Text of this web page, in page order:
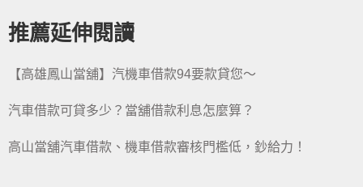
推薦延伸閱讀
【高雄鳳山當舖】汽機車借款94要款貸您～
汽車借款可貸多少？當舖借款利息怎麼算？
高山當舖汽車借款、機車借款審核門檻低，鈔給力！